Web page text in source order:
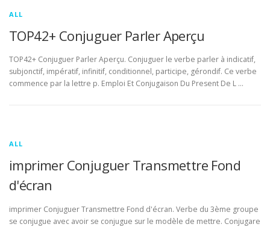
ALL
TOP42+ Conjuguer Parler Aperçu
TOP42+ Conjuguer Parler Aperçu. Conjuguer le verbe parler à indicatif,
subjonctif, impératif, infinitif, conditionnel, participe, gérondif. Ce verbe
commence par la lettre p. Emploi Et Conjugaison Du Present De L …
ALL
imprimer Conjuguer Transmettre Fond
d'écran
imprimer Conjuguer Transmettre Fond d'écran. Verbe du 3ème groupe
se conjugue avec avoir se conjugue sur le modèle de mettre. Conjugare